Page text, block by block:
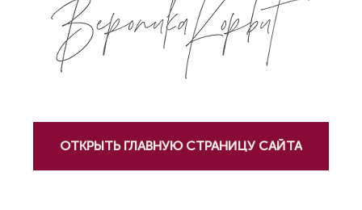
ОТКРЫТЬ ГЛАВНУЮ СТРАНИЦУ САЙТА